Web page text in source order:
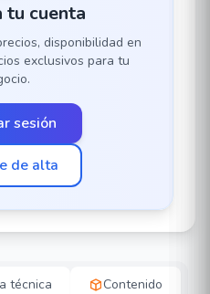
tu cuenta
disponibilidad en
exclusivos para tu
sesión
de alta
técnica Contenido